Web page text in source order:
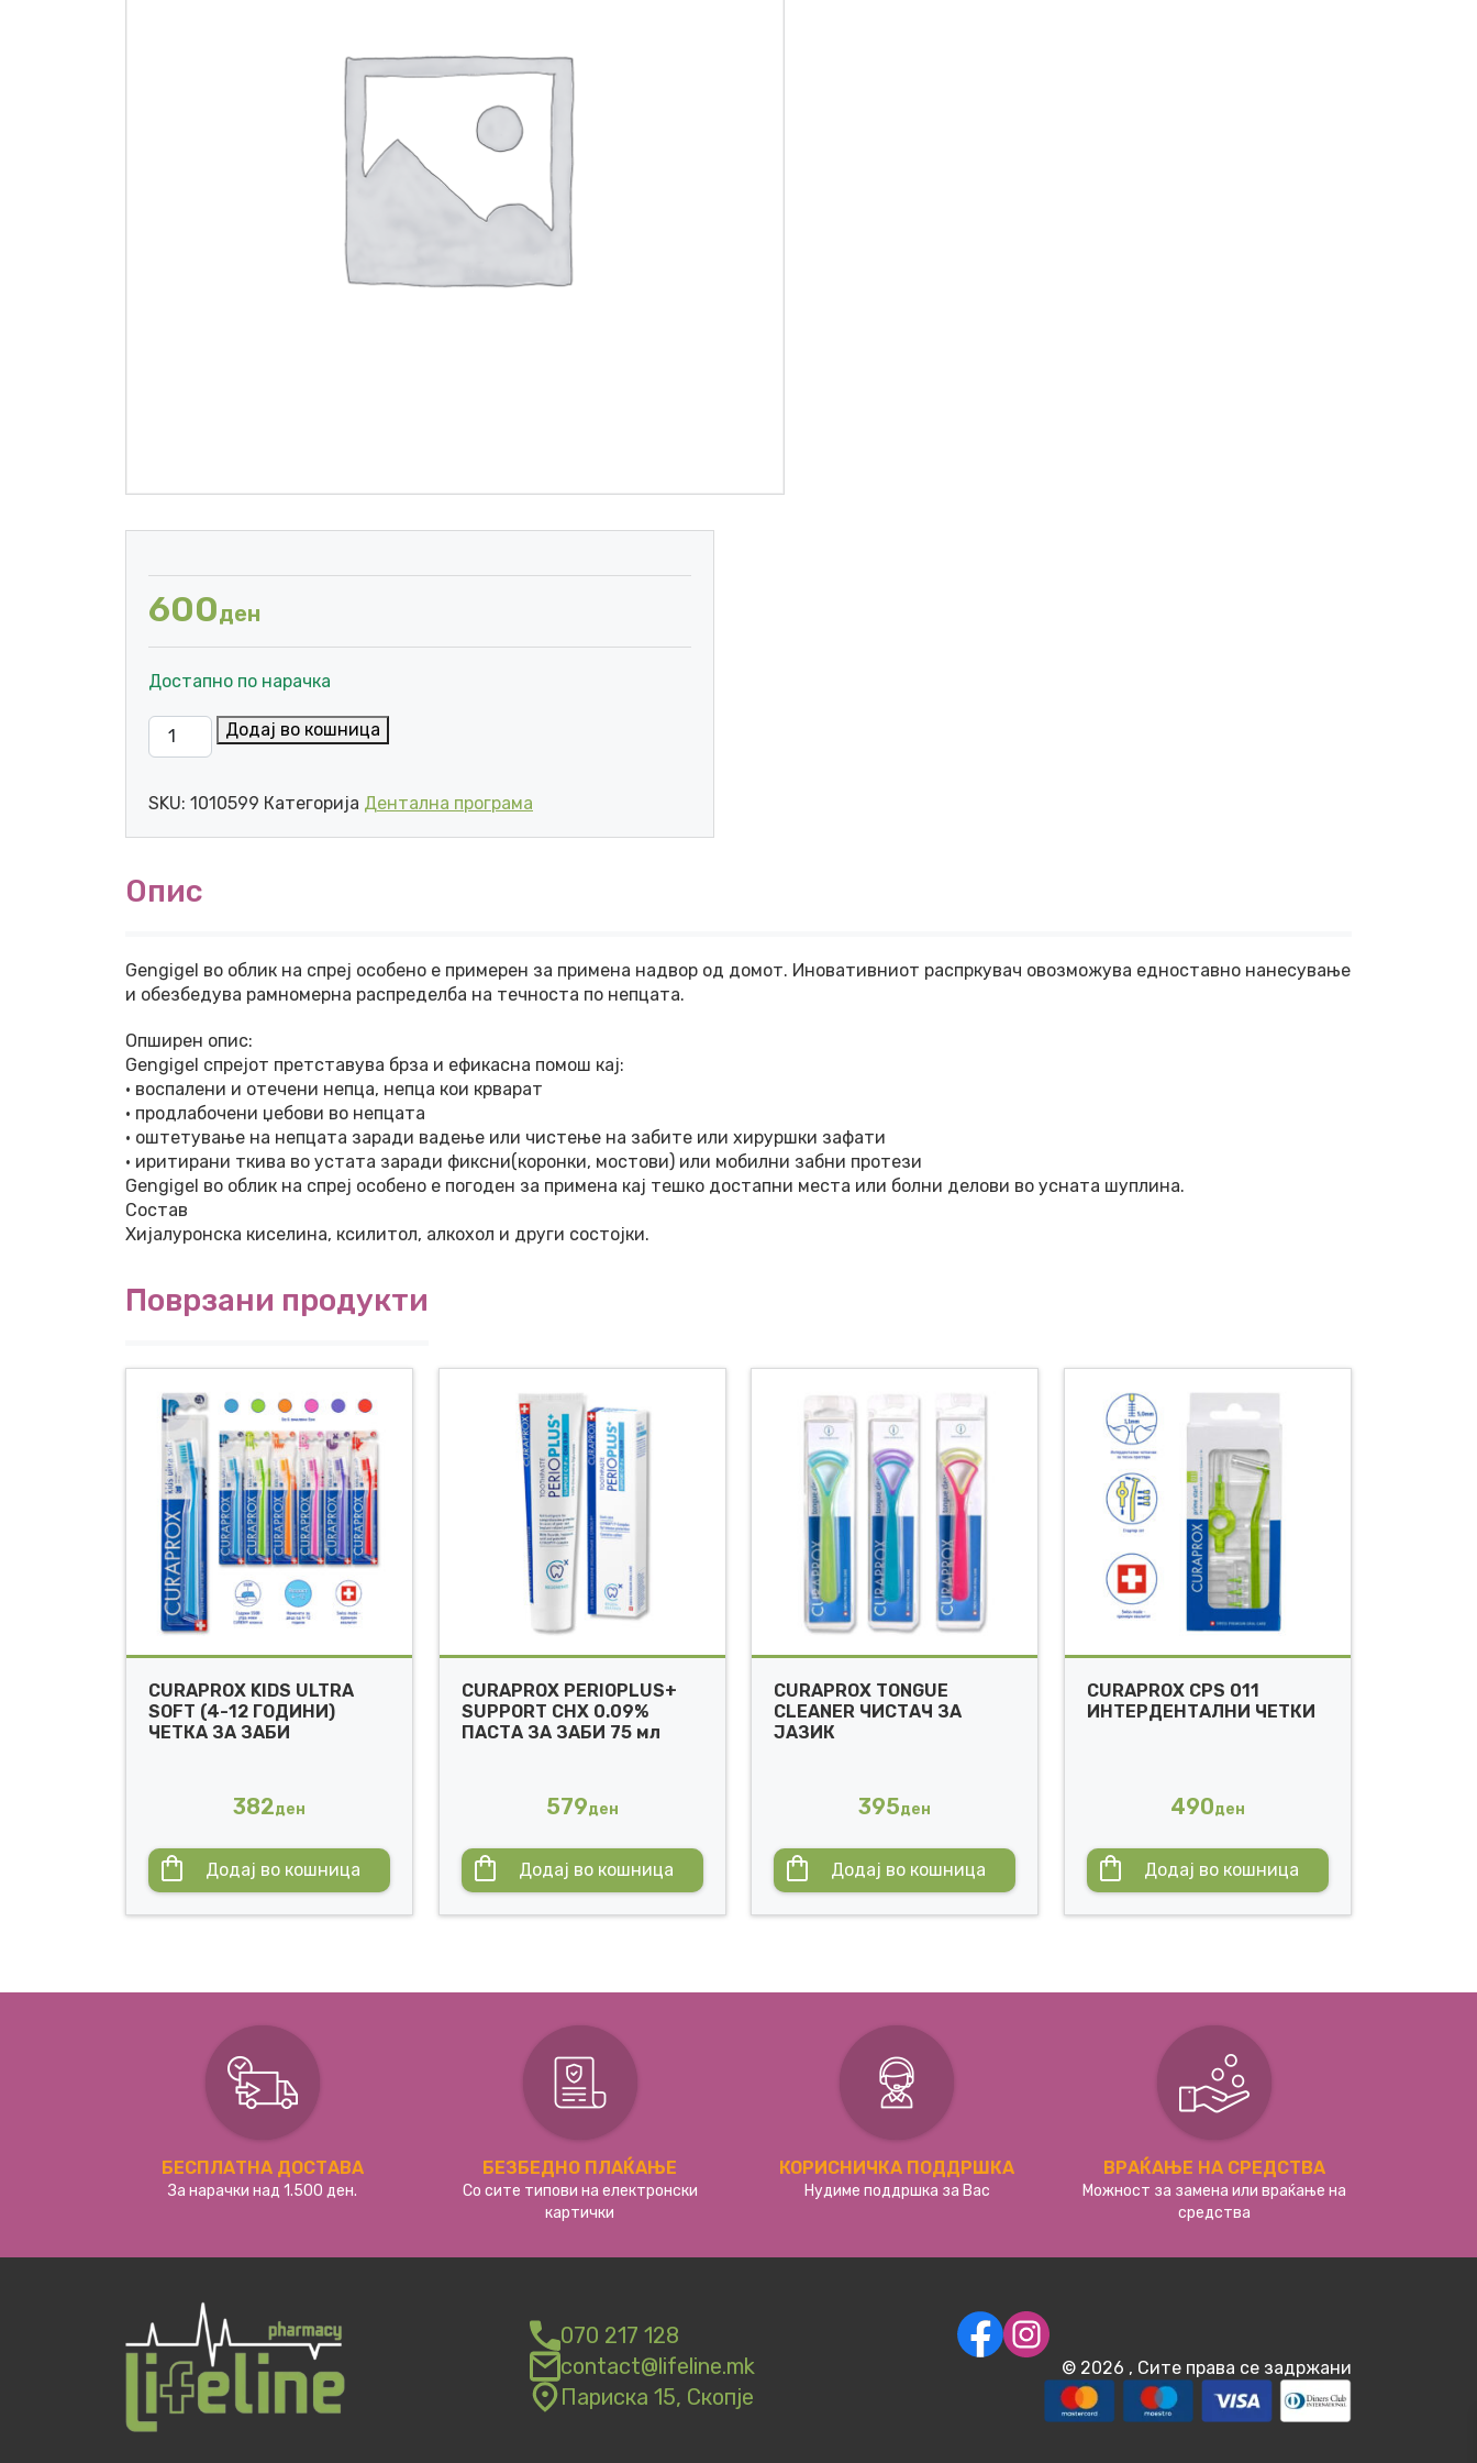
600ден
Достапно по нарачка
MEDIS GENGIGEL SPRAY ОРАЛЕН СПРЕЈ 20 мл количина
Додај во кошница
SKU: 1010599 Категорија Дентална програма
Опис
Gengigel во облик на спреј особено е примерен за примена надвор од домот. Иновативниот распркувач овозможува едноставно нанесување
и обезбедува рамномерна распределба на течноста по непцата.
Опширен опис:
Gengigel спрејот претставува брза и ефикасна помош кај:
• воспалени и отечени непца, непца кои крварат
• продлабочени џебови во непцата
• оштетување на непцата заради вадење или чистење на забите или хируршки зафати
• иритирани ткива во устата заради фиксни(коронки, мостови) или мобилни забни протези
Gengigel во облик на спреј особено е погоден за примена кај тешко достапни места или болни делови во усната шуплина.
Состав
Хијалуронска киселина, ксилитол, алкохол и други состојки.
Поврзани продукти
CURAPROX KIDS ULTRA
SOFT (4-12 ГОДИНИ)
ЧЕТКА ЗА ЗАБИ
382ден
Додај во кошница
CURAPROX PERIOPLUS+
SUPPORT CHX 0.09%
ПАСТА ЗА ЗАБИ 75 мл
579ден
Додај во кошница
CURAPROX TONGUE
CLEANER ЧИСТАЧ ЗА
ЈАЗИК
395ден
Додај во кошница
CURAPROX CPS 011
ИНТЕРДЕНТАЛНИ ЧЕТКИ
490ден
Додај во кошница
БЕСПЛАТНА ДОСТАВА
За нарачки над 1.500 ден.
БЕЗБЕДНО ПЛАЌАЊЕ
Со сите типови на електронски
картички
КОРИСНИЧКА ПОДДРШКА
Нудиме поддршка за Вас
ВРАЌАЊЕ НА СРЕДСТВА
Можност за замена или враќање на
средства
070 217 128
contact@lifeline.mk
Париска 15, Скопје
© 2026 , Сите права се задржани